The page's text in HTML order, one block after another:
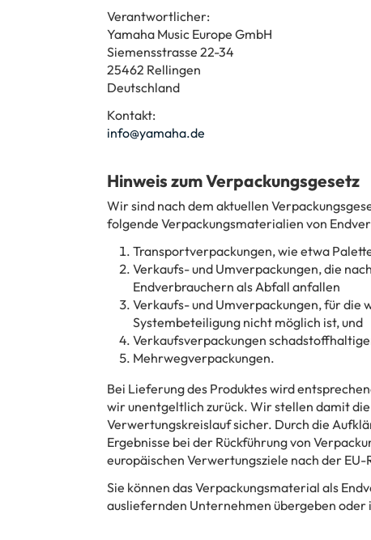
Verantwortlicher:
Yamaha Music Europe GmbH
Siemensstrasse 22-34
25462 Rellingen
Deutschland
Kontakt:
info@yamaha.de
Hinweis zum Verpackungsgesetz
Wir sind nach dem aktuellen
folgende Verpackungsmaterialien von
Transportverpackungen, wie etwa
Verkaufs- und Umverpackungen, die
Endverbrauchern als Abfall anfallen
Verkaufs- und Umverpackungen, für die
Systembeteiligung nicht möglich ist, und
Verkaufsverpackungen
Mehrwegverpackungen.
Bei Lieferung des Produktes wird
wir unentgeltlich zurück. Wir stellen damit
Verwertungskreislauf sicher. Durch die
Ergebnisse bei der Rückführung von
europäischen Verwertungsziele nach der
Sie können das Verpackungsmaterial als
ausliefernden Unternehmen übergeben oder